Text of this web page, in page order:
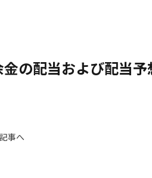
の配当および配当
事へ